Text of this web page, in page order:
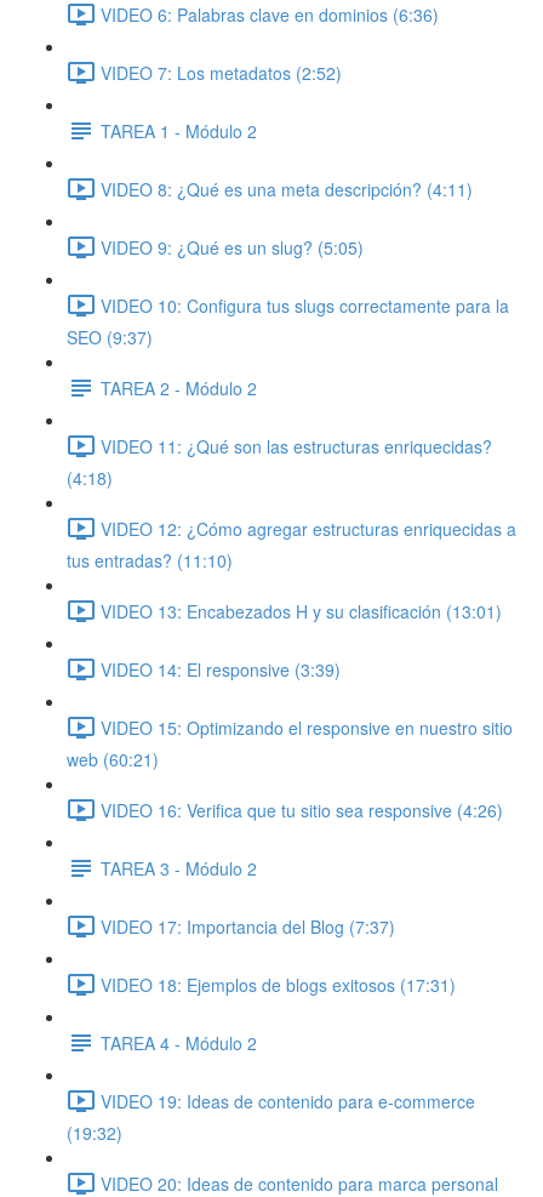
VIDEO 6: Palabras clave en dominios (6:36)
VIDEO 7: Los metadatos (2:52)
TAREA 1 - Módulo 2
VIDEO 8: ¿Qué es una meta descripción? (4:11)
VIDEO 9: ¿Qué es un slug? (5:05)
VIDEO 10: Configura tus slugs correctamente para la
SEO (9:37)
TAREA 2 - Módulo 2
VIDEO 11: ¿Qué son las estructuras enriquecidas?
(4:18)
VIDEO 12: ¿Cómo agregar estructuras enriquecidas a
tus entradas? (11:10)
VIDEO 13: Encabezados H y su clasificación (13:01)
VIDEO 14: El responsive (3:39)
VIDEO 15: Optimizando el responsive en nuestro sitio
web (60:21)
VIDEO 16: Verifica que tu sitio sea responsive (4:26)
TAREA 3 - Módulo 2
VIDEO 17: Importancia del Blog (7:37)
VIDEO 18: Ejemplos de blogs exitosos (17:31)
TAREA 4 - Módulo 2
VIDEO 19: Ideas de contenido para e-commerce
(19:32)
VIDEO 20: Ideas de contenido para marca personal